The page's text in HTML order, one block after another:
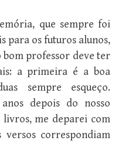
que sempre foi
para os futuros alunos,
bom professor deve ter
a primeira é a boa
sempre esqueço.
depois do nosso
livros, me deparei com
correspondiam